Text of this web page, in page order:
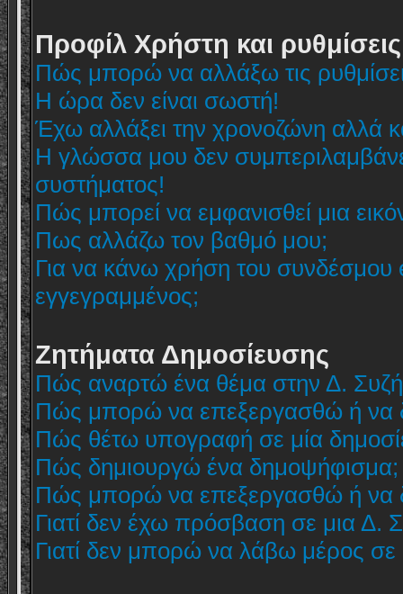
Προφίλ Χρήστη και ρυθμίσεις
Πώς μπορώ να αλλάξω τις
Η ώρα δεν είναι σωστή!
Έχω αλλάξει την χρονοζώνη αλλά
Η γλώσσα μου δεν
συστήματος!
Πώς μπορεί να εμφανισθεί μια
Πως αλλάζω τον βαθμό μου;
Για να κάνω χρήση του συνδέσμου
εγγεγραμμένος;
Ζητήματα Δημοσίευσης
Πώς αναρτώ ένα θέμα στην Δ.
Πώς μπορώ να επεξεργασθώ ή να
Πώς θέτω υπογραφή σε μία
Πώς δημιουργώ ένα δημοψήφισμα;
Πώς μπορώ να επεξεργασθώ ή να
Γιατί δεν έχω πρόσβαση σε μια Δ.
Γιατί δεν μπορώ να λάβω μέρος